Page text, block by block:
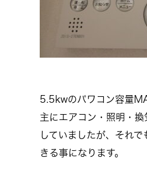
5.5kwのパワコン容量
主にエアコン・照明・換
していましたが、それ
きる事になります。